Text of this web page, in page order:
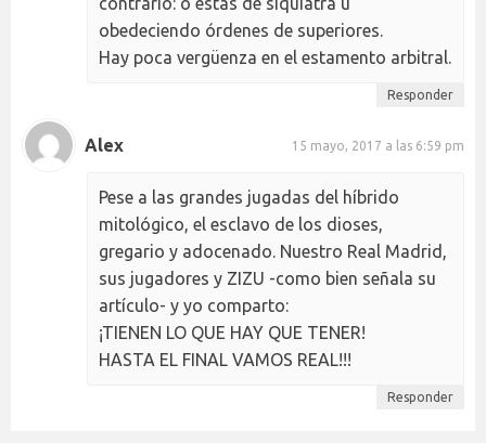
obedeciendo órdenes de superiores.
Hay poca vergüenza en el estamento arbitral.
Responder
Alex 15 mayo, 2017 a las 6:59 pm
Pese a las grandes jugadas del híbrido
mitológico, el esclavo de los dioses,
gregario y adocenado. Nuestro Real Madrid,
sus jugadores y ZIZU -como bien señala su
artículo- y yo comparto:
¡TIENEN LO QUE HAY QUE TENER!
HASTA EL FINAL VAMOS REAL!!!
Responder